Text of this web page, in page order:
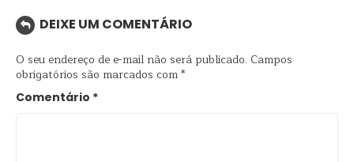
DEIXE UM COMENTÁRIO
O seu endereço de e-mail não será publicado. Campos
obrigatórios são marcados com*
Comentário *